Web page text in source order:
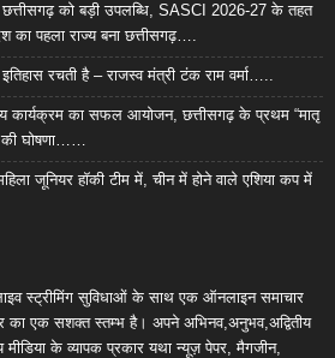
छत्तीसगढ़ को बड़ी उपलब्धि, SASCI 2026-27 के तहत
का पहला राज्य बना छत्तीसगढ़….
रचती है – राजस्व मंत्री टंक राम वर्मा…..
कार्यक्रम का सफल आयोजन, छत्तीसगढ़ के प्रथम “मातृ
घोषणा……
जूनियर हॉकी टीम में, चीन में होने वाले एशिया कप में
स्ट्रीमिंग सुविधाओं के साथ एक ऑनलाइन समाचार
का एक सशक्त स्तम्भ है। अपने अभिनव,अनुभव,अद्वितीय
मीडिया के व्यापक प्रकार यथा न्यूज़ पेपर, मैगजीन,